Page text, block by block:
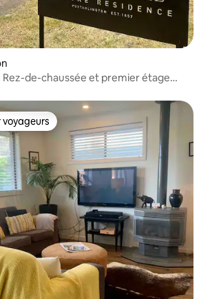
Rez-de-chaussée et premier étage
les plus appréciés